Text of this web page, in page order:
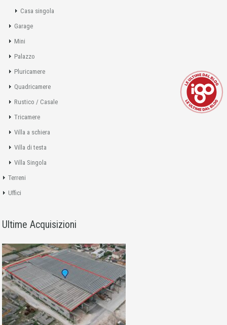
Casa singola
Garage
Mini
Palazzo
Pluricamere
Quadricamere
Rustico / Casale
Tricamere
Villa a schiera
Villa di testa
Villa Singola
Terreni
Uffici
Ultime Acquisizioni